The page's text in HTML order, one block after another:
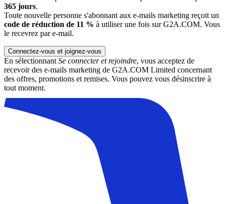
365 jours.
Toute nouvelle personne s'abonnant aux e-mails marketing reçoit un
code de réduction de 11 % à utiliser une fois sur G2A.COM. Vous
le recevrez par e-mail.
Connectez-vous et joignez-vous
En sélectionnant Se connecter et rejoindre, vous acceptez de
recevoir des e-mails marketing de G2A.COM Limited concernant
des offres, promotions et remises. Vous pouvez vous désinscrire à
tout moment.